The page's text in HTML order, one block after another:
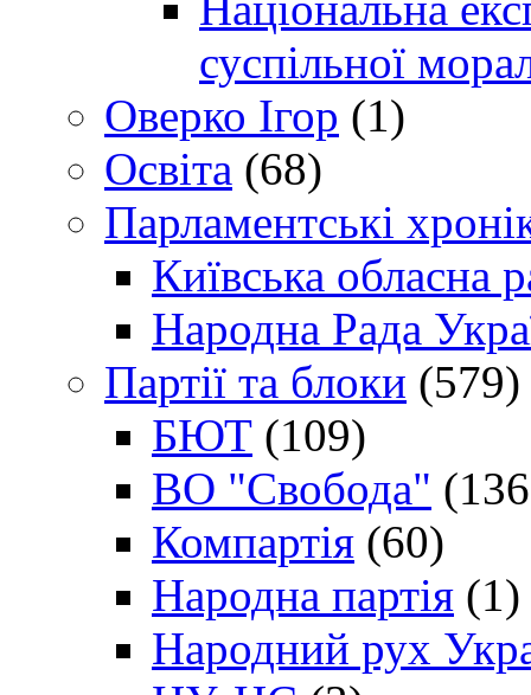
суспільної
Оверко Ігор (1)
Освіта (68)
Парламентські
Київська обласна
Народна Рада
Партії та блоки (579)
БЮТ (109)
ВО "Свобода"
Компартія (60)
Народна партія (1)
Народний рух